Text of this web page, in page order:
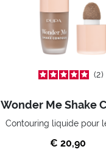
2
Wonder Me Shake
Contouring liquide pour
€ 20,90